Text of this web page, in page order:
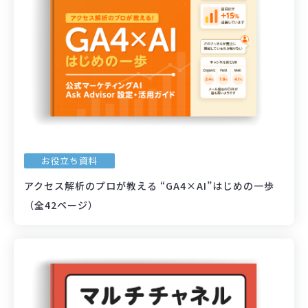
お役立ち資料
アクセス解析のプロが教える “GA4×AI”はじめの一歩
（全42ページ）